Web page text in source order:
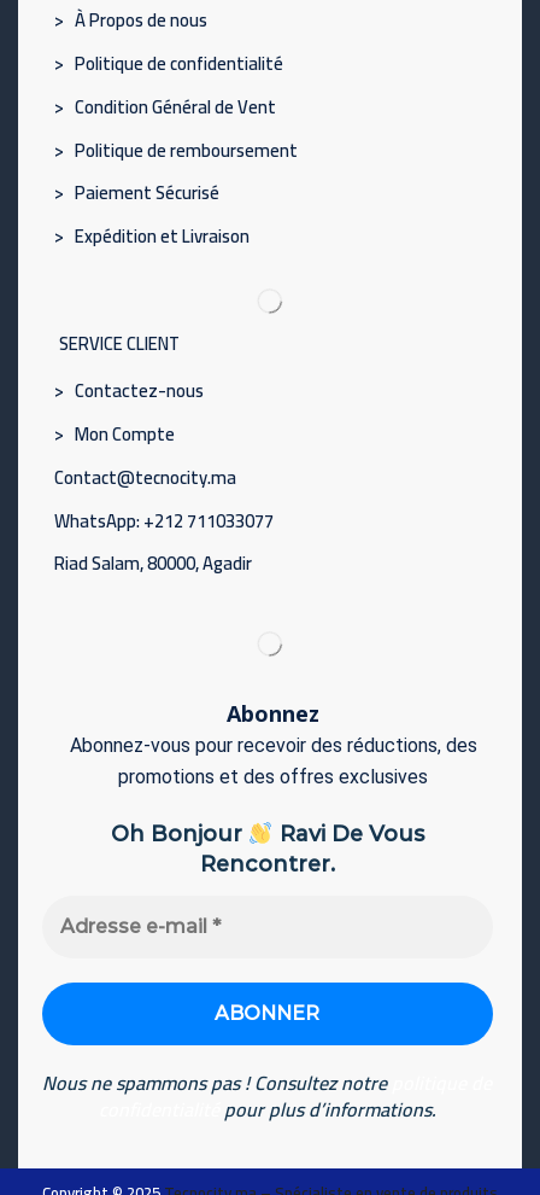
> À Propos de nous
> Politique de confidentialité
> Condition Général de Vent
> Politique de remboursement
> Paiement Sécurisé
> Expédition et Livraison
SERVICE CLIENT
> Contactez-nous
> Mon Compte
Contact@tecnocity.ma
WhatsApp: +212 711033077
Riad Salam, 80000, Agadir
Abonnez
Abonnez-vous pour recevoir des réductions, des
promotions et des offres exclusives
Oh Bonjour
Ravi De Vous
Rencontrer.
Nous ne spammons pas ! Consultez notre
pour plus d’informations.